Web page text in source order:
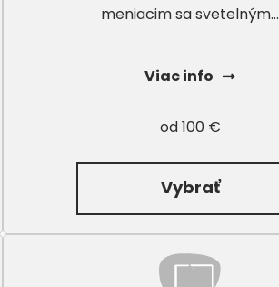
meniacim sa svetelným...
Viac info
od 100 €
Vybrať